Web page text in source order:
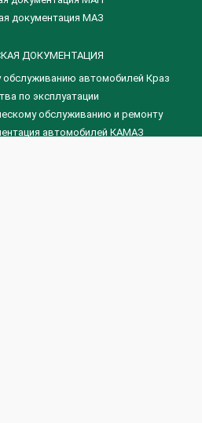
документация МАЗ
ДОКУМЕНТАЦИЯ
обслуживанию автомобилей Краз
по эксплуатации
обслуживанию и ремонту
автомобилей КАМАЗ